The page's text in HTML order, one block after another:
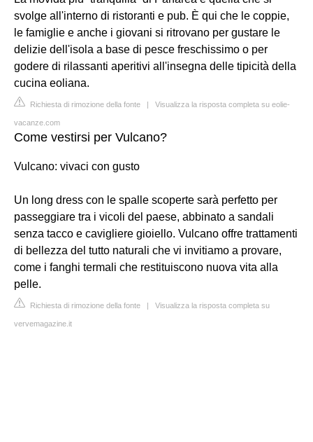
svolge all'interno di ristoranti e pub. È qui che le coppie,
le famiglie e anche i giovani si ritrovano per gustare le
delizie dell'isola a base di pesce freschissimo o per
godere di rilassanti aperitivi all'insegna delle tipicità della
cucina eoliana.
Richiesta di rimozione della fonte | Visualizza la risposta completa su eolie-
vacanze.com
Come vestirsi per Vulcano?
Vulcano: vivaci con gusto
Un long dress con le spalle scoperte sarà perfetto per
passeggiare tra i vicoli del paese, abbinato a sandali
senza tacco e cavigliere gioiello. Vulcano offre trattamenti
di bellezza del tutto naturali che vi invitiamo a provare,
come i fanghi termali che restituiscono nuova vita alla
pelle.
Richiesta di rimozione della fonte | Visualizza la risposta completa su
vervemagazine.it